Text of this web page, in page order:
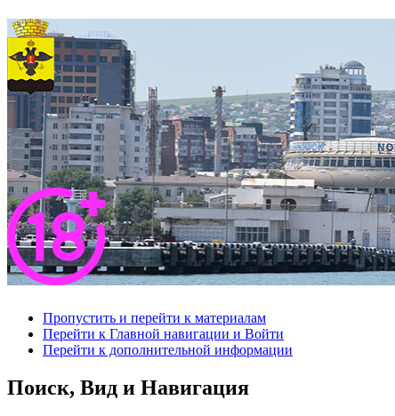
Пропустить и перейти к материалам
Перейти к Главной навигации и Войти
Перейти к дополнительной информации
Поиск, Вид и Навигация